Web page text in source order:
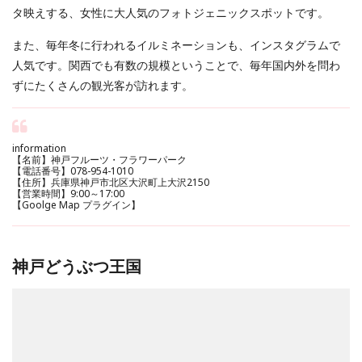
タ映えする、女性に大人気のフォトジェニックスポットです。
また、毎年冬に行われるイルミネーションも、インスタグラムで
人気です。関西でも有数の規模ということで、毎年国内外を問わ
ずにたくさんの観光客が訪れます。
information
【名前】神戸フルーツ・フラワーパーク
【電話番号】078-954-1010
【住所】兵庫県神戸市北区大沢町上大沢2150
【営業時間】9:00～17:00
【Goolge Map プラグイン】
神戸どうぶつ王国